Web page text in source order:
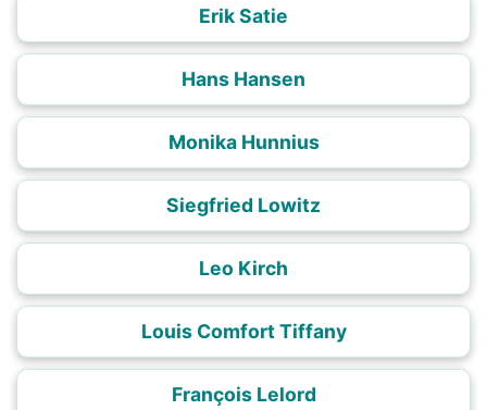
Erik Satie
Hans Hansen
Monika Hunnius
Siegfried Lowitz
Leo Kirch
Louis Comfort Tiffany
François Lelord